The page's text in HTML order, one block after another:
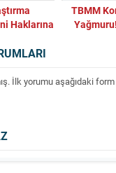
Haklarına
TBMM
İlk yorumu aşağıdaki form